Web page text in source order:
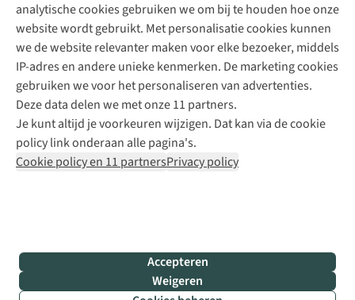
analytische cookies gebruiken we om bij te houden hoe onze
website wordt gebruikt. Met personalisatie cookies kunnen
we de website relevanter maken voor elke bezoeker, middels
IP-adres en andere unieke kenmerken. De marketing cookies
gebruiken we voor het personaliseren van advertenties.
Deze data delen we met onze 11 partners.
Je kunt altijd je voorkeuren wijzigen. Dat kan via de cookie
policy link onderaan alle pagina's.
Cookie policy en 11 partnersPrivacy policy
Accepteren
Weigeren
Contactformulier
Bever
B.V.